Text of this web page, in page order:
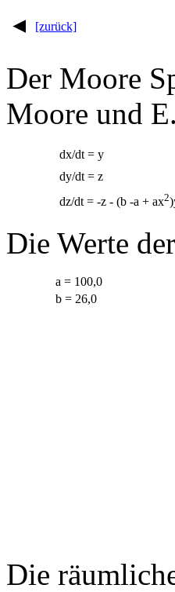
[zurück]
Der Moore
Moore und
dx/dt = y
dy/dt = z
dz/dt = -z - (b -a + ax2
Die Werte
a = 100,0
b = 26,0
Die